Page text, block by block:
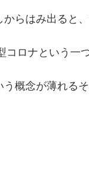
からはみ出ると
コロナという一
う概念が薄れる